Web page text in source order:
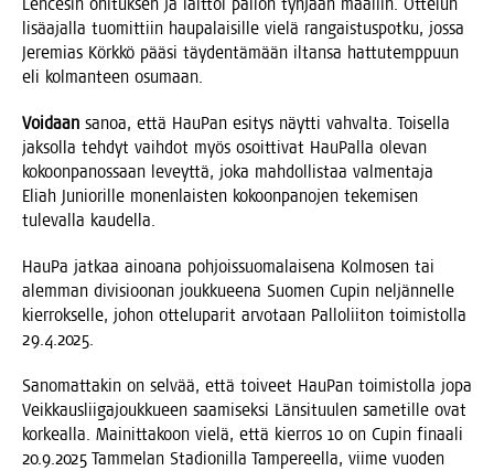
Lence­sin ohi­tuk­sen ja lait­toi pal­lon tyh­jään maa­liin. Otte­lun
lisä­ajal­la tuo­mit­tiin hau­pa­lai­sil­le vie­lä ran­gais­tus­pot­ku, jos­sa
Jere­mias Körk­kö pää­si täy­den­tä­mään iltan­sa hat­tu­temp­puun
eli kol­man­teen osumaan.
Voi­daan sanoa, että Hau­Pan esi­tys näyt­ti vah­val­ta. Toi­sel­la
jak­sol­la teh­dyt vaih­dot myös osoit­ti­vat Hau­Pal­la ole­van
kokoon­pa­nos­saan leveyt­tä, joka mah­dol­lis­taa val­men­ta­ja
Eliah Junio­ril­le monen­lais­ten kokoon­pa­no­jen teke­mi­sen
tule­val­la kaudella.
Hau­Pa jat­kaa ainoa­na poh­jois­suo­ma­lai­se­na Kol­mo­sen tai
alem­man divi­sioo­nan jouk­ku­ee­na Suo­men Cupin nel­jän­nel­le
kier­rok­sel­le, johon otte­lu­pa­rit arvo­taan Pal­lo­lii­ton toi­mis­tol­la
29.4.2025.
Sano­mat­ta­kin on sel­vää, että toi­veet Hau­Pan toi­mis­tol­la jopa
Veik­kaus­lii­ga­jouk­ku­een saa­mi­sek­si Län­si­tuu­len same­til­le ovat
kor­keal­la. Mai­nit­ta­koon vie­lä, että kier­ros 10 on Cupin finaa­li
20.9.2025 Tam­me­lan Sta­dio­nil­la Tam­pe­reel­la, vii­me vuo­den